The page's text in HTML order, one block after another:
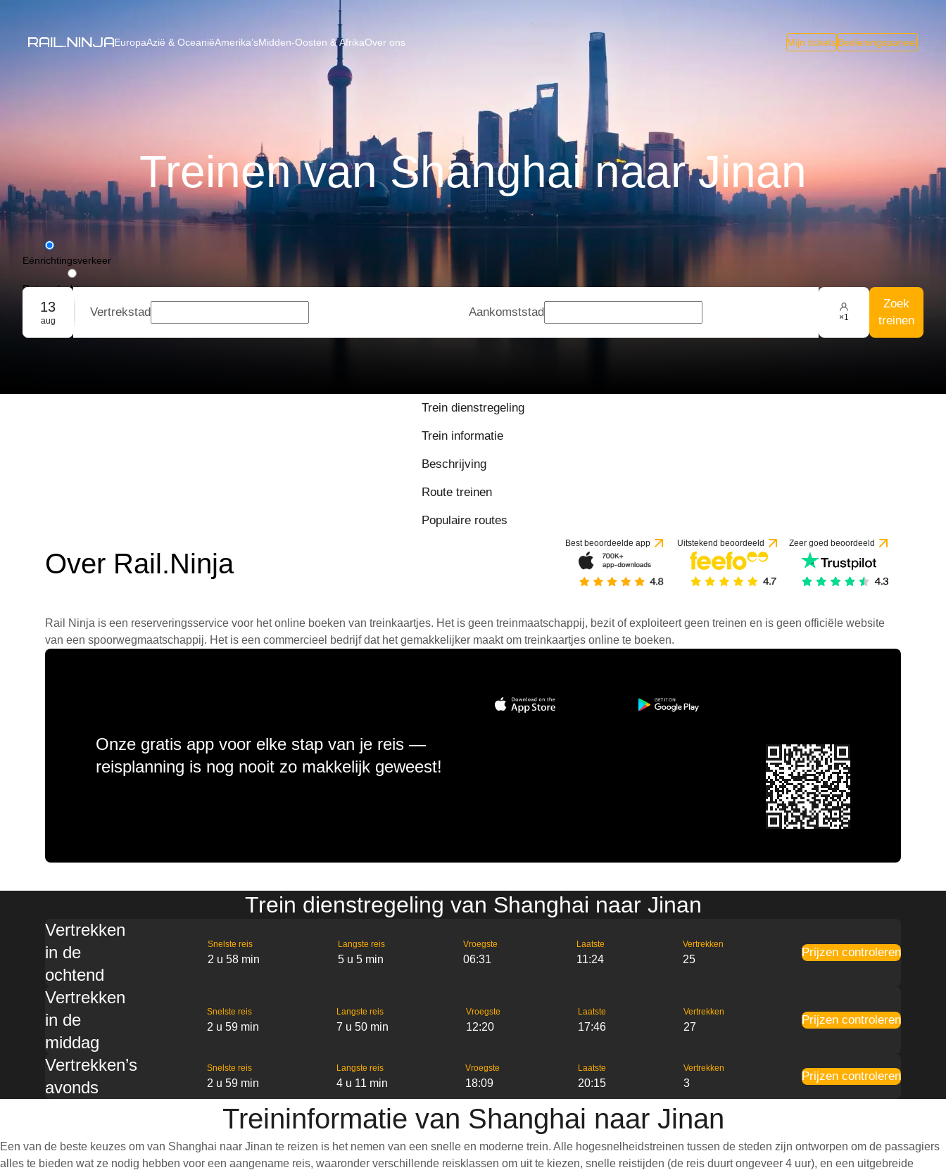
EuropaAzië & OceaniëAmerika’sMidden-Oosten & AfrikaOver ons Mijn ticketsBedieningspaneel
Treinen van Shanghai naar Jinan
Eénrichtingsverkeer
Retourvlucht
Groepsreservering
13
aug
Vertrekstad Aankomststad ×1
Zoek
treinen
Trein dienstregeling
Trein informatie
Beschrijving
Route treinen
Populaire routes
Over Rail.Ninja
Best beoordeelde app Uitstekend beoordeeld Zeer goed beoordeeld
Rail Ninja is een reserveringsservice voor het online boeken van treinkaartjes. Het is geen treinmaatschappij, bezit of exploiteert geen treinen en is geen officiële website
van een spoorwegmaatschappij. Het is een commercieel bedrijf dat het gemakkelijker maakt om treinkaartjes online te boeken.
Onze gratis app voor elke stap van je reis —
reisplanning is nog nooit zo makkelijk geweest!
Trein dienstregeling van Shanghai naar Jinan
Vertrekken
in de
ochtend
Snelste reis
2 u 58 min
Langste reis
5 u 5 min
Vroegste
06:31
Laatste
11:24
Vertrekken
25
Prijzen controleren
Vertrekken
in de
middag
Snelste reis
2 u 59 min
Langste reis
7 u 50 min
Vroegste
12:20
Laatste
17:46
Vertrekken
27
Prijzen controleren
Vertrekken’s
avonds
Snelste reis
2 u 59 min
Langste reis
4 u 11 min
Vroegste
18:09
Laatste
20:15
Vertrekken
3
Prijzen controleren
Treininformatie van Shanghai naar Jinan
Een van de beste keuzes om van Shanghai naar Jinan te reizen is het nemen van een snelle en moderne trein. Alle hogesnelheidstreinen tussen de steden zijn ontworpen om de passagiers
alles te bieden wat ze nodig hebben voor een aangename reis, waaronder verschillende reisklassen om uit te kiezen, snelle reistijden (de reis duurt ongeveer 4 uur), en een uitgebreide
8.3 / 10 op basis van 1 beoordeling